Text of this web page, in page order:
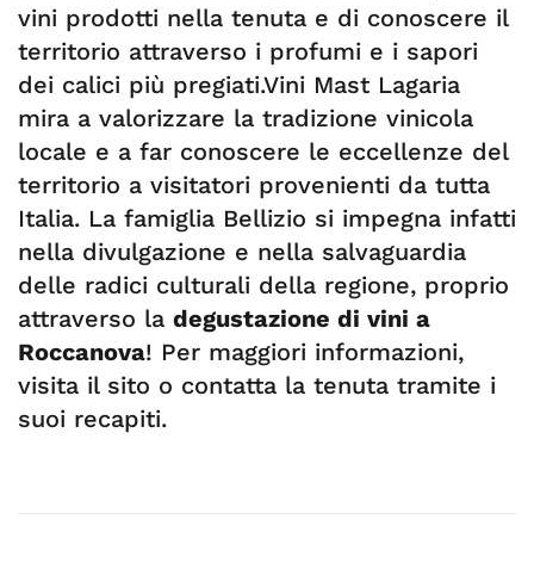
vini prodotti nella tenuta e di conoscere il
territorio attraverso i profumi e i sapori
dei calici più pregiati.Vini Mast Lagaria
mira a valorizzare la tradizione vinicola
locale e a far conoscere le eccellenze del
territorio a visitatori provenienti da tutta
Italia. La famiglia Bellizio si impegna infatti
nella divulgazione e nella salvaguardia
delle radici culturali della regione, proprio
attraverso la degustazione di vini a
Roccanova! Per maggiori informazioni,
visita il sito o contatta la tenuta tramite i
suoi recapiti.